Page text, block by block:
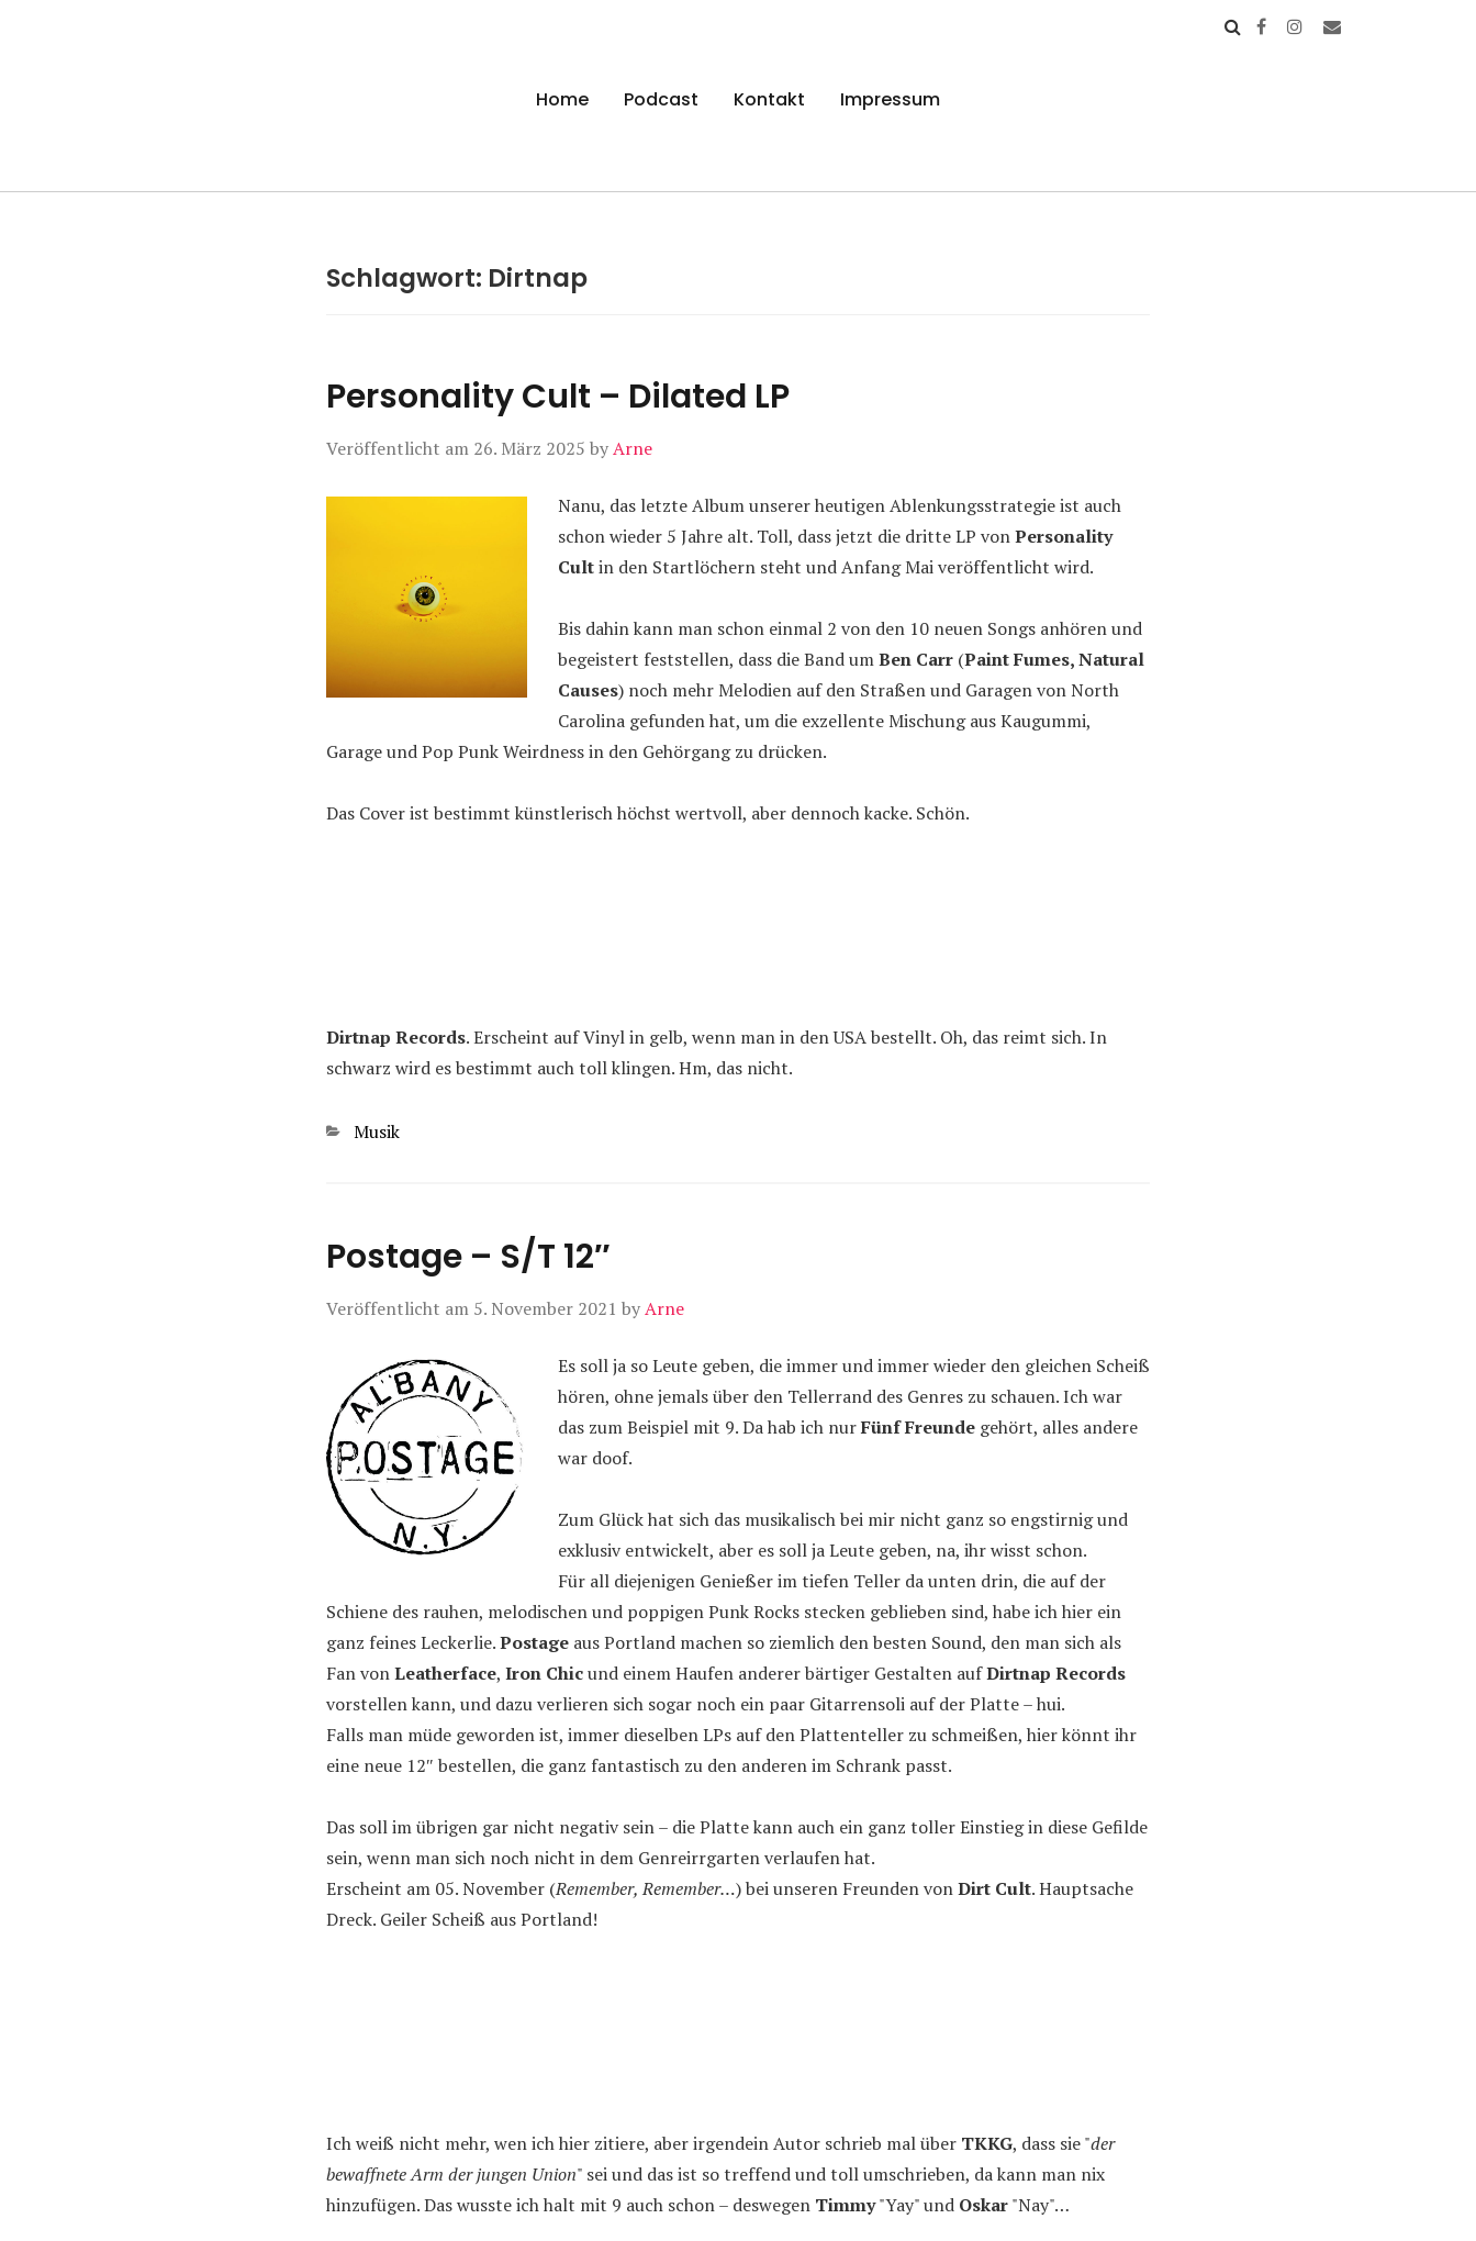
Manierenversagen
Home Podcast Kontakt Impressum
Schlagwort: Dirtnap
Personality Cult – Dilated LP
Veröffentlicht am 26. März 2025 byArne
Nanu, das letzte Album unserer heutigen Ablenkungsstrategie ist auch
schon wieder 5 Jahre alt. Toll, dass jetzt die dritte LP vonPersonality
Cultin den Startlöchern steht und Anfang Mai veröffentlicht wird.
Bis dahin kann man schon einmal 2 von den 10 neuen Songs anhören und
begeistert feststellen, dass die Band umBen Carr (Paint Fumes, Natural
Causes) noch mehr Melodien auf den Straßen und Garagen von North
Carolina gefunden hat, um die exzellente Mischung aus Kaugummi,
Garage und Pop Punk Weirdness in den Gehörgang zu drücken.
Das Cover ist bestimmt künstlerisch höchst wertvoll, aber dennoch kacke. Schön.
Dirtnap Records. Erscheint auf Vinyl in gelb, wenn man in den USA bestellt. Oh, das reimt sich. In
schwarz wird es bestimmt auch toll klingen. Hm, das nicht.
Kategorien
Musik
Postage – S/T 12″
Veröffentlicht am 5. November 2021 byArne
Es soll ja so Leute geben, die immer und immer wieder den gleichen Scheiß
hören, ohne jemals über den Tellerrand des Genres zu schauen. Ich war
das zum Beispiel mit 9. Da hab ich nurFünf Freunde gehört, alles andere
war doof.
Zum Glück hat sich das musikalisch bei mir nicht ganz so engstirnig und
exklusiv entwickelt, aber es soll ja Leute geben, na, ihr wisst schon.
Für all diejenigen Genießer im tiefen Teller da unten drin, die auf der
Schiene des rauhen, melodischen und poppigen Punk Rocks stecken geblieben sind, habe ich hier ein
ganz feines Leckerlie.Postage aus Portland machen so ziemlich den besten Sound, den man sich als
Fan vonLeatherface, Iron Chicund einem Haufen anderer bärtiger Gestalten aufDirtnap Records
vorstellen kann, und dazu verlieren sich sogar noch ein paar Gitarrensoli auf der Platte – hui.
Falls man müde geworden ist, immer dieselben LPs auf den Plattenteller zu schmeißen, hier könnt ihr
eine neue 12″ bestellen, die ganz fantastisch zu den anderen im Schrank passt.
Das soll im übrigen gar nicht negativ sein – die Platte kann auch ein ganz toller Einstieg in diese Gefilde
sein, wenn man sich noch nicht in dem Genreirrgarten verlaufen hat.
Erscheint am 05. November (Remember, Remember…) bei unseren Freunden vonDirt Cult. Hauptsache
Dreck. Geiler Scheiß aus Portland!
Ich weiß nicht mehr, wen ich hier zitiere, aber irgendein Autor schrieb mal über TKKG, dass sie "der
bewaffnete Arm der jungen Union" sei und das ist so treffend und toll umschrieben, da kann man nix
hinzufügen. Das wusste ich halt mit 9 auch schon – deswegen Timmy"Yay" und Oskar"Nay"…